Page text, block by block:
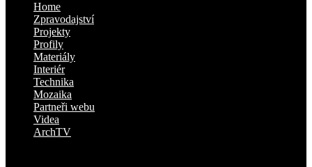
Home
Zpravodajství
Projekty
Profily
Materiály
Interiér
Technika
Mozaika
Partneři webu
Videa
ArchTV